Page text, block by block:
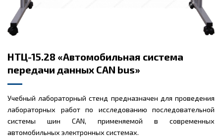
НТЦ-15.28 «Автомобильная система
передачи данных CAN bus»
Учебный лабораторный стенд предназначен для проведения
лабораторных работ по исследованию последовательной
системы шин CAN, применяемой в современных
автомобильных электронных системах.